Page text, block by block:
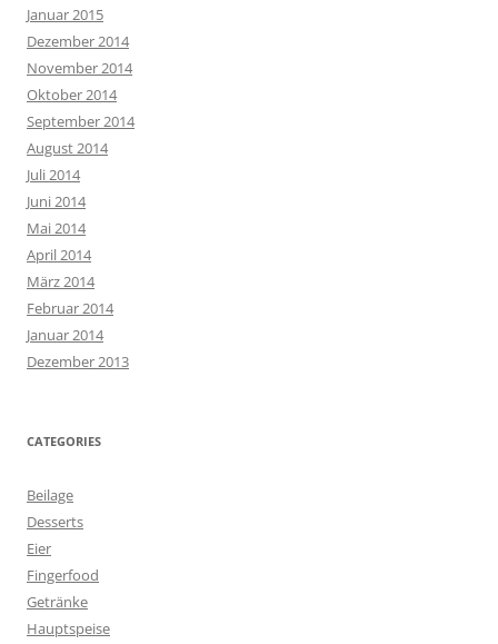
Januar 2015
Dezember 2014
November 2014
Oktober 2014
September 2014
August 2014
Juli 2014
Juni 2014
Mai 2014
April 2014
März 2014
Februar 2014
Januar 2014
Dezember 2013
CATEGORIES
Beilage
Desserts
Eier
Fingerfood
Getränke
Hauptspeise